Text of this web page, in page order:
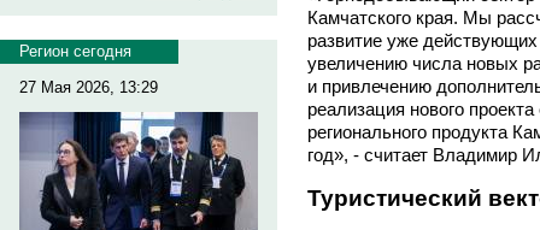
Регион сегодня
27 Мая 2026, 13:29
Камчатского края. Мы
развитие уже
увеличению числа новых
и привлечению
реализация нового
регионального продукта
год», - считает Владимир
Туристический